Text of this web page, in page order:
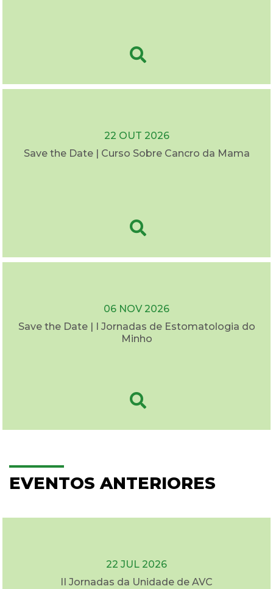
22 OUT 2026
Save the Date | Curso Sobre Cancro da Mama
06 NOV 2026
Save the Date | I Jornadas de Estomatologia do
Minho
EVENTOS ANTERIORES
22 JUL 2026
II Jornadas da Unidade de AVC